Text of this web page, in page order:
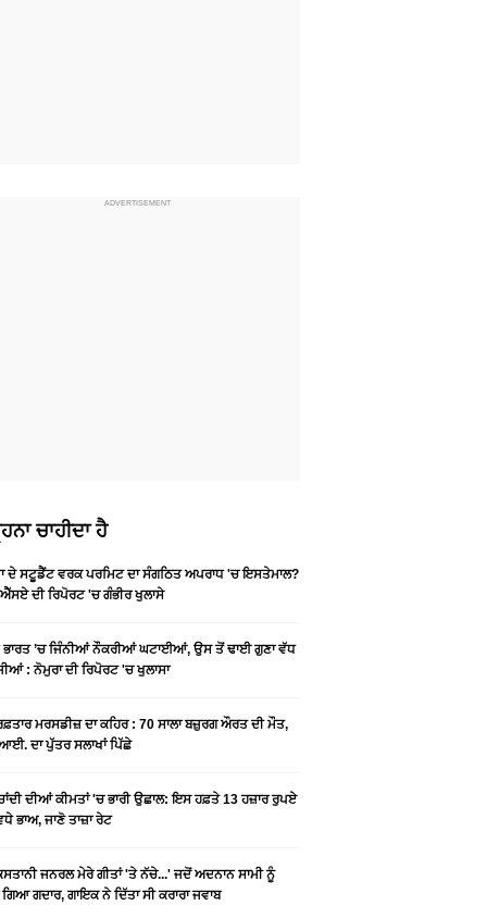
ਚਾਹੀਦਾ ਹੈ
ਦੇ ਸਟੂਡੈਂਟ ਵਰਕ ਪਰਮਿਟ ਦਾ ਸੰਗਠਿਤ ਅਪਰਾਧ 'ਚ ਇਸਤੇਮਾਲ?
ਦੀ ਰਿਪੋਰਟ 'ਚ ਗੰਭੀਰ ਖੁਲਾਸੇ
ਭਾਰਤ ’ਚ ਜਿੰਨੀਆਂ ਨੌਕਰੀਆਂ ਘਟਾਈਆਂ, ਉਸ ਤੋਂ ਢਾਈ ਗੁਣਾ ਵੱਧ
: ਨੋਮੁਰਾ ਦੀ ਰਿਪੋਰਟ 'ਚ ਖੁਲਾਸਾ
ਮਰਸਡੀਜ਼ ਦਾ ਕਹਿਰ : 70 ਸਾਲਾ ਬਜ਼ੁਰਗ ਔਰਤ ਦੀ ਮੌਤ,
ਦਾ ਪੁੱਤਰ ਸਲਾਖਾਂ ਪਿੱਛੇ
ਦੀਆਂ ਕੀਮਤਾਂ 'ਚ ਭਾਰੀ ਉਛਾਲ: ਇਸ ਹਫ਼ਤੇ 13 ਹਜ਼ਾਰ ਰੁਪਏ
ਭਾਅ, ਜਾਣੋ ਤਾਜ਼ਾ ਰੇਟ
ਜਨਰਲ ਮੇਰੇ ਗੀਤਾਂ 'ਤੇ ਨੱਚੇ...' ਜਦੋਂ ਅਦਨਾਨ ਸਾਮੀ ਨੂੰ
ਗਿਆ ਗਦਾਰ, ਗਾਇਕ ਨੇ ਦਿੱਤਾ ਸੀ ਕਰਾਰਾ ਜਵਾਬ